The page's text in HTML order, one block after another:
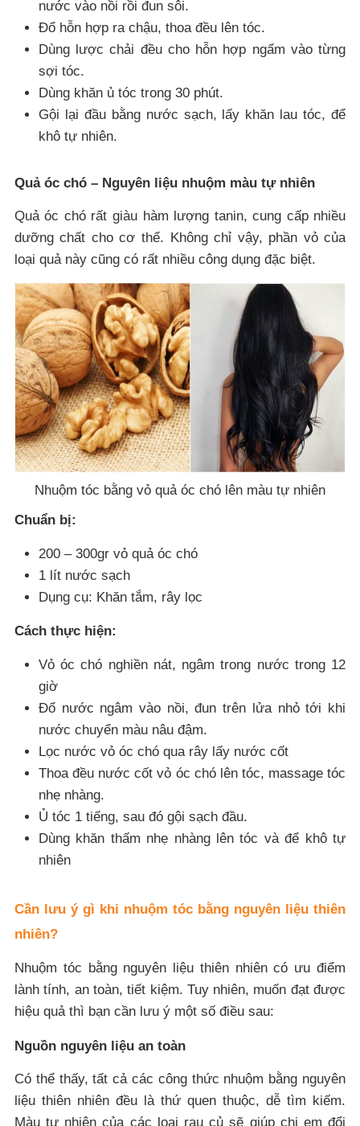
nước vào nồi rồi đun sôi.
Đổ hỗn hợp ra chậu, thoa đều lên tóc.
Dùng lược chải đều cho hỗn hợp ngấm vào từng
sợi tóc.
Dùng khăn ủ tóc trong 30 phút.
Gội lại đầu bằng nước sạch, lấy khăn lau tóc, để
khô tự nhiên.
Quả óc chó – Nguyên liệu nhuộm màu tự nhiên
Quả óc chó rất giàu hàm lượng tanin, cung cấp nhiều
dưỡng chất cho cơ thể. Không chỉ vậy, phần vỏ của
loại quả này cũng có rất nhiều công dụng đặc biệt.
Nhuộm tóc bằng vỏ quả óc chó lên màu tự nhiên
Chuẩn bị:
200 – 300gr vỏ quả óc chó
1 lít nước sạch
Dụng cụ: Khăn tắm, rây lọc
Cách thực hiện:
Vỏ óc chó nghiền nát, ngâm trong nước trong 12
giờ
Đổ nước ngâm vào nồi, đun trên lửa nhỏ tới khi
nước chuyển màu nâu đậm.
Lọc nước vỏ óc chó qua rây lấy nước cốt
Thoa đều nước cốt vỏ óc chó lên tóc, massage tóc
nhẹ nhàng.
Ủ tóc 1 tiếng, sau đó gội sạch đầu.
Dùng khăn thấm nhẹ nhàng lên tóc và để khô tự
nhiên
Cần lưu ý gì khi nhuộm tóc bằng nguyên liệu thiên
nhiên?
Nhuộm tóc bằng nguyên liệu thiên nhiên có ưu điểm
lành tính, an toàn, tiết kiệm. Tuy nhiên, muốn đạt được
hiệu quả thì bạn cần lưu ý một số điều sau:
Nguồn nguyên liệu an toàn
Có thể thấy, tất cả các công thức nhuộm bằng nguyên
liệu thiên nhiên đều là thứ quen thuộc, dễ tìm kiếm.
Màu tự nhiên của các loại rau củ sẽ giúp chị em đổi